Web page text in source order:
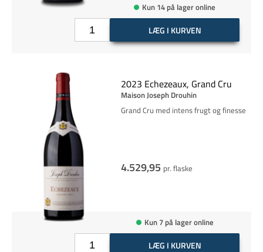
Kun 14 på lager online
LÆG I KURVEN
2023 Echezeaux, Grand Cru
Maison Joseph Drouhin
Grand Cru med intens frugt og finesse
4.529,95 pr. flaske
Kun 7 på lager online
LÆG I KURVEN